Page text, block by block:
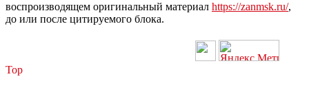
воспроизводящем оригинальный материал https://zanmsk.ru/,
до или после цитируемого блока.
Top